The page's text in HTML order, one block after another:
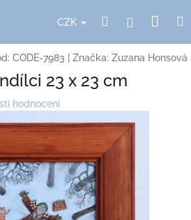
CZK HledatPřihlášení
CODE-7983 Značka: Zuzana Honsová
23 x 23 cm
hodnocení